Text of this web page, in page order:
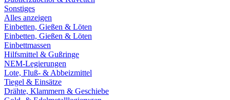
Sonstiges
Alles anzeigen
Einbetten, Gießen & Löten
Einbetten, Gießen & Löten
Einbettmassen
Hilfsmittel & Gußringe
NEM-Legierungen
Lote, Fluß- & Abbeizmittel
Tiegel & Einsätze
Drähte, Klammern & Geschiebe